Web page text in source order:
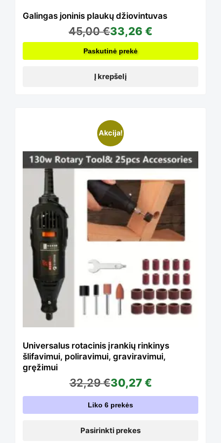
Galingas joninis plaukų džiovintuvas
45,00€33,26 €
Paskutinė prekė
Į krepšelį
Akcija!
Universalus rotacinis įrankių rinkinys
šlifavimui, poliravimui, graviravimui,
gręžimui
32,29€30,27€
Liko 6 prekės
Pasirinkti prekes
product
has
multiple
variants.
The
options
may
be